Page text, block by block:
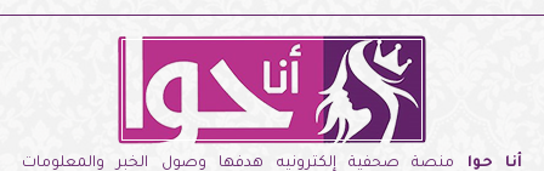
أنا حوا منصة صحفية إلكترونيه هدفها وصول الخبر والمعلومات